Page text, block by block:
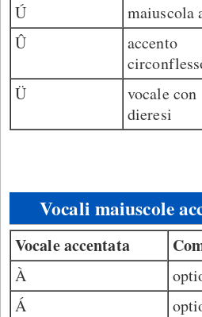
Ú
maiuscola
Û
accento
Ü
vocale con
dieresi
Vocali maiuscole
Vocale accentata
À
Á